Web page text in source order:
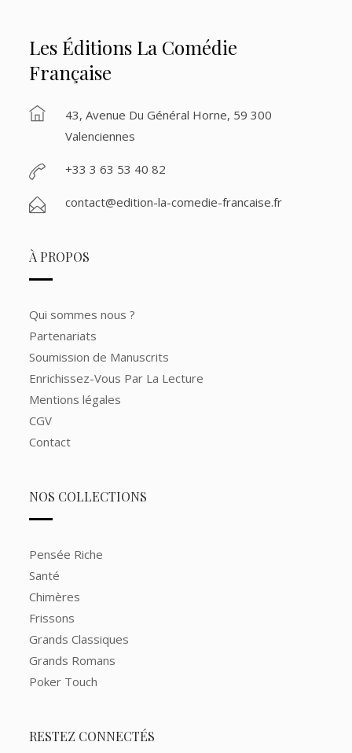
Les Éditions La Comédie
Française
43, Avenue Du Général Horne, 59 300
Valenciennes
+33 3 63 53 40 82
contact@edition-la-comedie-francaise.fr
À PROPOS
Qui sommes nous ?
Partenariats
Soumission de Manuscrits
Enrichissez-Vous Par La Lecture
Mentions légales
CGV
Contact
NOS COLLECTIONS
Pensée Riche
Santé
Chimères
Frissons
Grands Classiques
Grands Romans
Poker Touch
RESTEZ CONNECTÉS